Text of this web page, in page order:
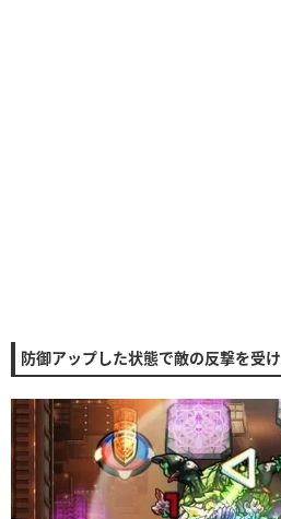
防御アップした状態で敵の反撃を受